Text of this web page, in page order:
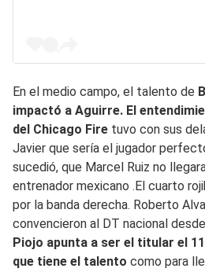
En el medio campo, el talento de
impactó a Aguirre. El
del Chicago Fire tuvo con sus
Javier que sería el jugador
sucedió, que Marcel Ruiz no
entrenador mexicano .El cuarto
por la banda derecha. Roberto
convencieron al DT nacional
Piojo apunta a ser el titular el
que tiene el talento como para